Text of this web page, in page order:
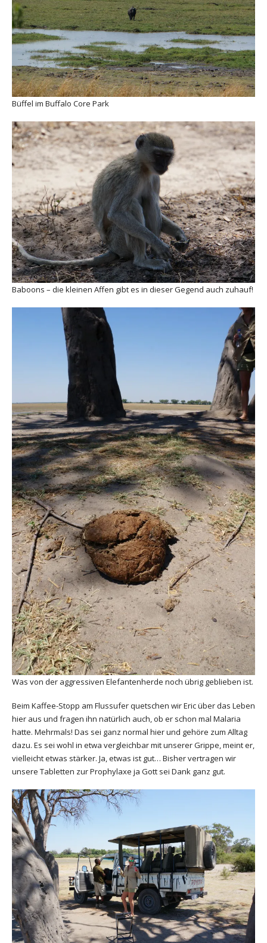
Büffel im Buffalo Core Park
Baboons – die kleinen Affen gibt es in dieser Gegend auch zuhauf!
Was von der aggressiven Elefantenherde noch übrig geblieben ist.
Beim Kaffee-Stopp am Flussufer quetschen wir Eric über das Leben
hier aus und fragen ihn natürlich auch, ob er schon mal Malaria
hatte. Mehrmals! Das sei ganz normal hier und gehöre zum Alltag
dazu. Es sei wohl in etwa vergleichbar mit unserer Grippe, meint er,
vielleicht etwas stärker. Ja, etwas ist gut… Bisher vertragen wir
unsere Tabletten zur Prophylaxe ja Gott sei Dank ganz gut.